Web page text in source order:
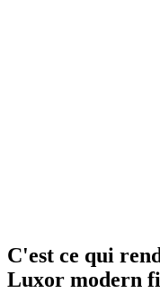
C'est ce qui
Luxor modern